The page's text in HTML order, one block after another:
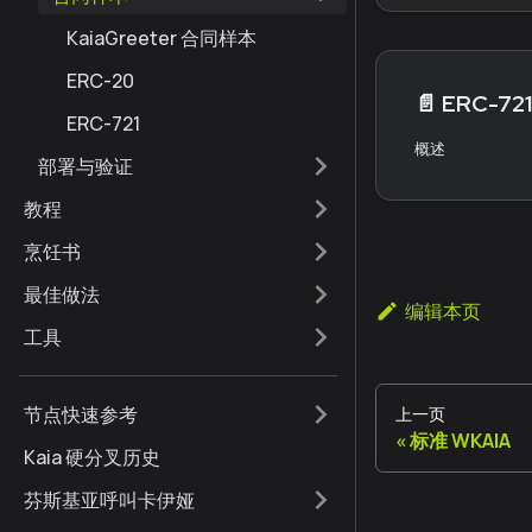
KaiaGreeter 合同样本
ERC-20
ERC-721
部署与验证
教程
烹饪书
最佳做法
工具
节点快速参考
Kaia 硬分叉历史
芬斯基亚呼叫卡伊娅
📄️ ERC-721
概述
编辑本页
上一页
标准 WKAIA